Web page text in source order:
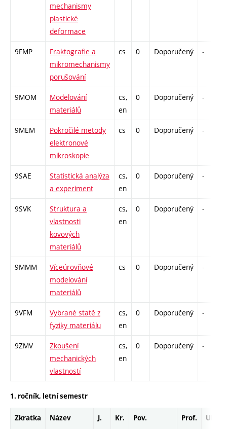
mechanismy
plastické
deformace
9FMP
Fraktografie a
mikromechanismy
porušování
cs 0 Doporučený -
9MOM
Modelování
materiálů
cs,
en
0 Doporučený -
9MEM
Pokročilé metody
elektronové
mikroskopie
cs 0 Doporučený -
9SAE
Statistická analýza
a experiment
cs,
en
0 Doporučený -
9SVK
Struktura a
vlastnosti
kovových
materiálů
cs,
en
0 Doporučený -
9MMM
Víceúrovňové
modelování
materiálů
cs 0 Doporučený -
9VFM
Vybrané statě z
fyziky materiálu
cs,
en
0 Doporučený -
9ZMV
Zkoušení
mechanických
vlastností
cs,
en
0 Doporučený -
1. ročník, letní semestr
Zkratka Název J. Kr. Pov. Prof. Uk.